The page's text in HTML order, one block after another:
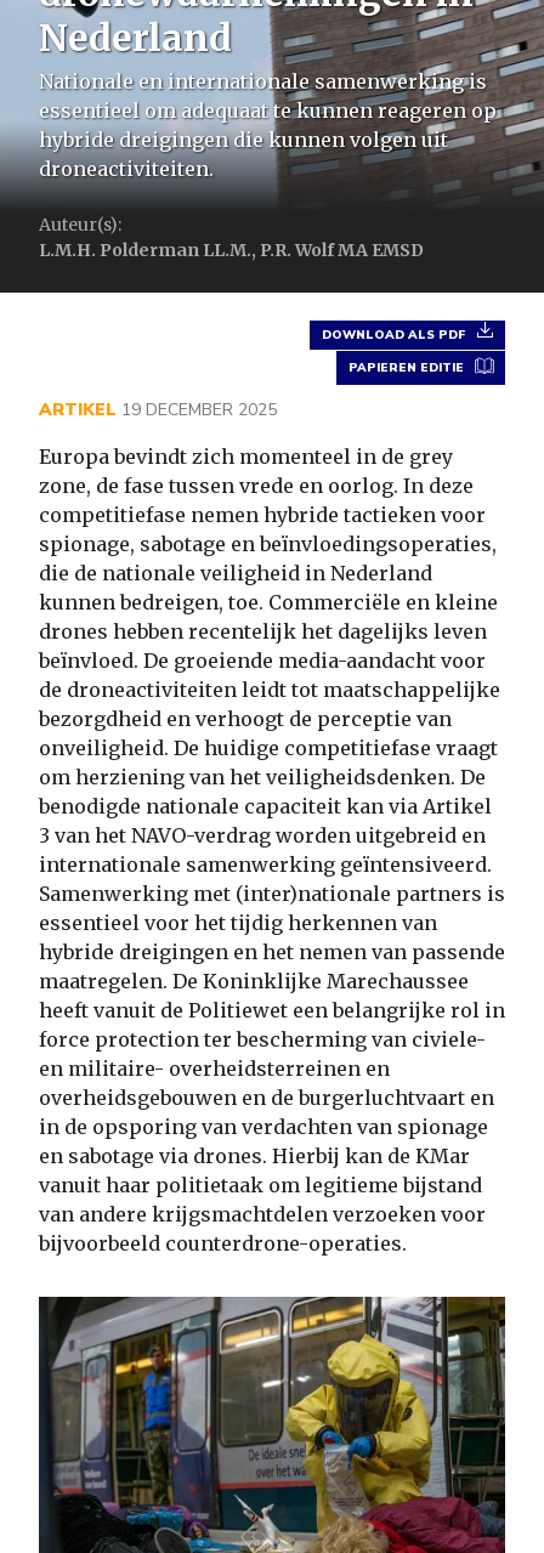
Nederland
Nationale en internationale samenwerking is
essentieel om adequaat te kunnen reageren op
hybride dreigingen die kunnen volgen uit
droneactiviteiten.
Auteur(s):
L.M.H. Polderman LL.M., P.R. Wolf MA EMSD
DOWNLOAD ALS PDF
PAPIEREN EDITIE
ARTIKEL 19 DECEMBER 2025
Europa bevindt zich momenteel in de grey
zone, de fase tussen vrede en oorlog. In deze
competitiefase nemen hybride tactieken voor
spionage, sabotage en beïnvloedingsoperaties,
die de nationale veiligheid in Nederland
kunnen bedreigen, toe. Commerciële en kleine
drones hebben recentelijk het dagelijks leven
beïnvloed. De groeiende media-aandacht voor
de droneactiviteiten leidt tot maatschappelijke
bezorgdheid en verhoogt de perceptie van
onveiligheid. De huidige competitiefase vraagt
om herziening van het veiligheidsdenken. De
benodigde nationale capaciteit kan via Artikel
3 van het NAVO-verdrag worden uitgebreid en
internationale samenwerking geïntensiveerd.
Samenwerking met (inter)nationale partners is
essentieel voor het tijdig herkennen van
hybride dreigingen en het nemen van passende
maatregelen. De Koninklijke Marechaussee
heeft vanuit de Politiewet een belangrijke rol in
force protection ter bescherming van civiele-
en militaire- overheidsterreinen en
overheidsgebouwen en de burgerluchtvaart en
in de opsporing van verdachten van spionage
en sabotage via drones. Hierbij kan de KMar
vanuit haar politietaak om legitieme bijstand
van andere krijgsmachtdelen verzoeken voor
bijvoorbeeld counterdrone-operaties.